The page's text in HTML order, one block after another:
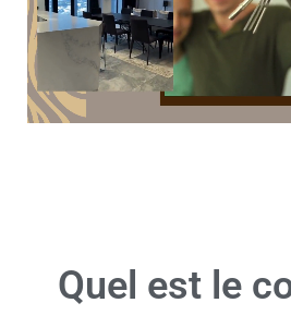
Quel est le